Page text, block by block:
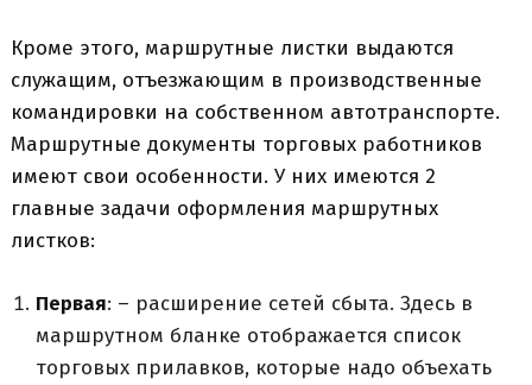
Кроме этого, маршрутные листки выдаются
служащим, отъезжающим в производственные
командировки на собственном автотранспорте.
Маршрутные документы торговых работников
имеют свои особенности. У них имеются 2
главные задачи оформления маршрутных
листков:
Первая: – расширение сетей сбыта. Здесь в
маршрутном бланке отображается список
торговых прилавков, которые надо объехать